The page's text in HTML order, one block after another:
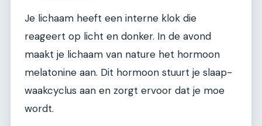
Je lichaam heeft een interne klok die
reageert op licht en donker. In de avond
maakt je lichaam van nature het hormoon
melatonine aan. Dit hormoon stuurt je slaap-
waakcyclus aan en zorgt ervoor dat je moe
wordt.